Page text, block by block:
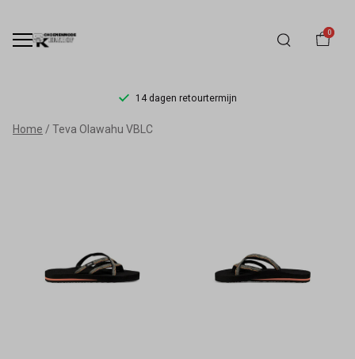
0
14 dagen retourtermijn
Teva
Schoenmode
Home Teva Olawahu VBLC